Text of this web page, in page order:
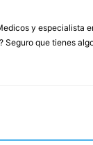
y especialista
Seguro que tienes